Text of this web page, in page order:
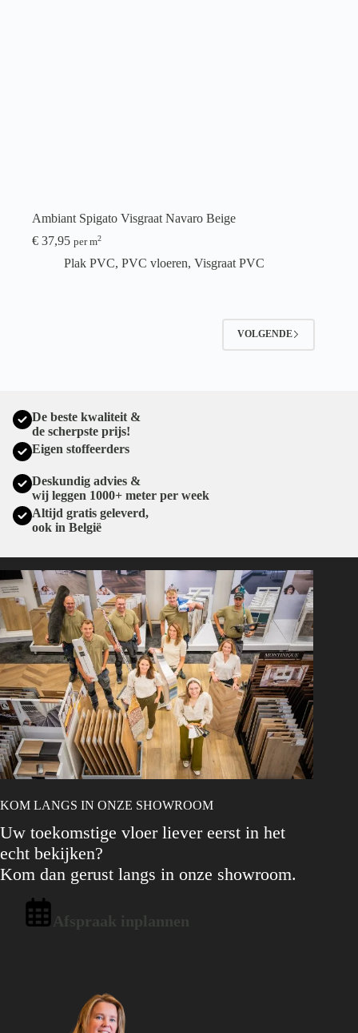
Ambiant Spigato Visgraat Navaro Beige
€ 37,95 per m2
Plak PVC, PVC vloeren, Visgraat PVC
VOLGENDE
De beste kwaliteit &
de scherpste prijs!
Eigen stoffeerders
Deskundig advies &
wij leggen 1000+ meter per week
Altijd gratis geleverd,
ook in België
KOM LANGS IN ONZE SHOWROOM
Uw toekomstige vloer liever eerst in het
echt bekijken?
Kom dan gerust langs in onze showroom.
Afspraak inplannen